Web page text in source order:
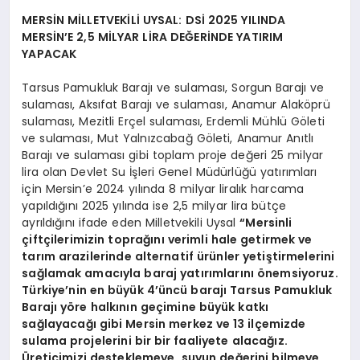
MERSİN MİLLETVEKİLİ UYSAL: DSİ 2025 YILINDA
MERSİN’E 2,5 MİLYAR LİRA DEĞERİNDE YATIRIM
YAPACAK
Tarsus Pamukluk Barajı ve sulaması, Sorgun Barajı ve
sulaması, Aksıfat Barajı ve sulaması, Anamur Alaköprü
sulaması, Mezitli Erçel sulaması, Erdemli Mühlü Göleti
ve sulaması, Mut Yalnızcabağ Göleti, Anamur Anıtlı
Barajı ve sulaması gibi toplam proje değeri 25 milyar
lira olan Devlet Su İşleri Genel Müdürlüğü yatırımları
için Mersin’e 2024 yılında 8 milyar liralık harcama
yapıldığını 2025 yılında ise 2,5 milyar lira bütçe
ayrıldığını ifade eden Milletvekili Uysal“Mersinli
çiftçilerimizin toprağını verimli hale getirmek ve
tarım arazilerinde alternatif ürünler yetiştirmelerini
sağlamak amacıyla baraj yatırımlarını önemsiyoruz.
Türkiye’nin en büyük 4’üncü barajı Tarsus Pamukluk
Barajı yöre halkının geçimine büyük katkı
sağlayacağı gibi Mersin merkez ve 13 ilçemizde
sulama projelerini bir bir faaliyete alacağız.